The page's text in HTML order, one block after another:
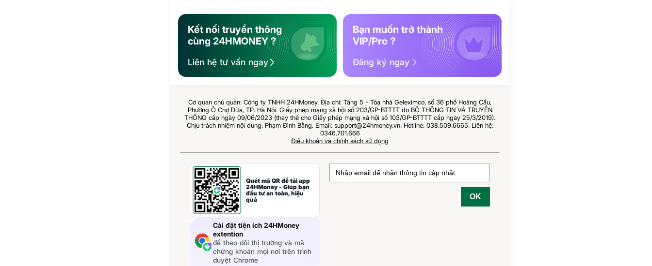
Kết nối truyền thông
cùng 24HMONEY ?
Liên hệ tư vấn ngay
Bạn muốn trở thành
VIP/Pro ?
Đăng ký ngay
Cơ quan chủ quản: Công ty TNHH 24HMoney. Địa chỉ: Tầng 5 - Tòa nhà Geleximco, số 36 phố Hoàng Cầu,
Phường Ô Chợ Dừa, TP. Hà Nội. Giấy phép mạng xã hội số 203/GP-BTTTT do BỘ THÔNG TIN VÀ TRUYỀN
THÔNG cấp ngày 09/06/2023 (thay thế cho Giấy phép mạng xã hội số 103/GP-BTTTT cấp ngày 25/3/2019).
Chịu trách nhiệm nội dung: Phạm Đình Bằng. Email: support@24hmoney.vn. Hotline: 038.509.6665. Liên hệ:
0346.701.666
Điều khoản và chính sách sử dụng
Quét mã QR để tải app
24HMoney - Giúp bạn
đầu tư an toàn, hiệu
quả
Cài đặt tiện ích 24HMoney
extention
để theo dõi thị trường và mã
chứng khoán mọi nơi trên trình
duyệt Chrome
OK